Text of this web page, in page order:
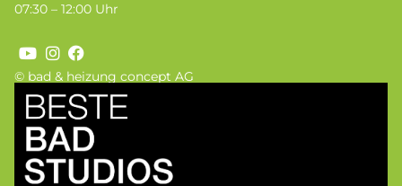
© bad & heizung concept AG
07:30 – 12:00 Uhr